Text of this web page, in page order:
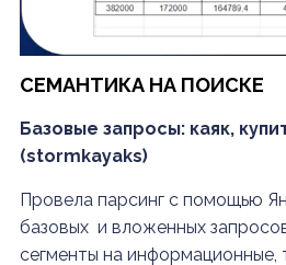
СЕМАНТИКА НА ПОИСКЕ
Базовые запросы: каяк,
(stormkayaks)
Провела парсинг с помощью
базовых и вложенных
сегменты на информационные,